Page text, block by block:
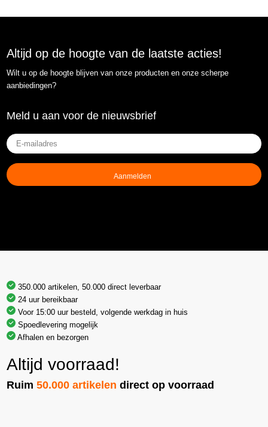
Altijd op de hoogte van de laatste acties!
Wilt u op de hoogte blijven van onze producten en onze scherpe
aanbiedingen?
Meld u aan voor de nieuwsbrief
E-
mailadres
(Vereist)
350.000 artikelen, 50.000 direct leverbaar
24 uur bereikbaar
Voor 15:00 uur besteld, volgende werkdag in huis
Spoedlevering mogelijk
Afhalen en bezorgen
Altijd voorraad!
Ruim50.000 artikelen direct op voorraad